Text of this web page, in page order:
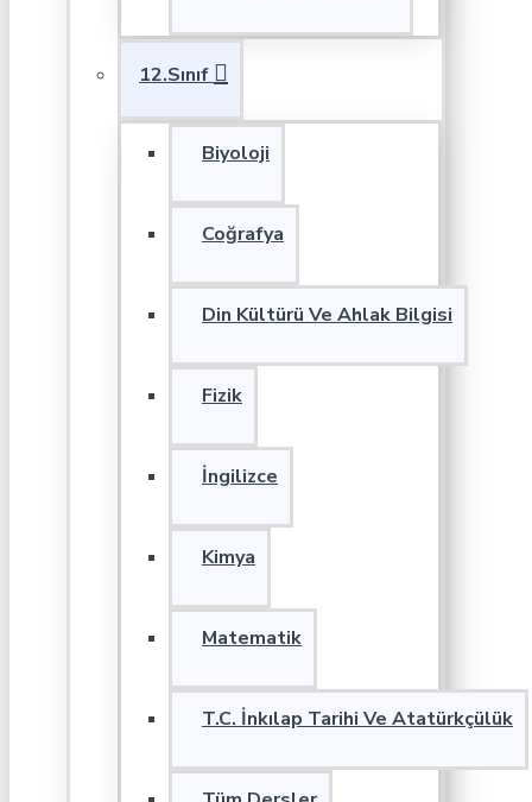
12.Sınıf
Biyoloji
Coğrafya
Din Kültürü Ve Ahlak Bilgisi
Fizik
İngilizce
Kimya
Matematik
T.C. İnkılap Tarihi Ve Atatürkçülük